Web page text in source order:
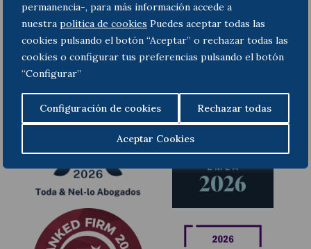
permanencia-, para más información accede a
nuestra politica de cookies Puedes aceptar todas las
cookies pulsando el botón “Aceptar” o rechazar todas las
cookies o configurar tus preferencias pulsando el botón
“Configurar”
Configuración de cookies Rechazar todas
Aceptar Cookies
Financial and banking practice